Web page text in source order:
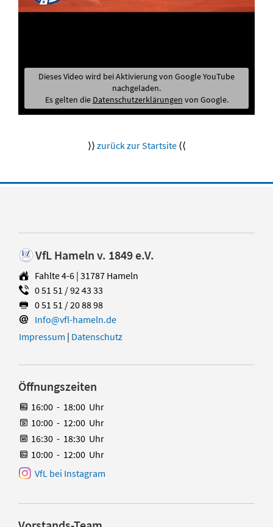
Dieses Video wird bei Aktivierung von Google YouTube
nachgeladen.
Es gelten die Datenschutzerklärungen von Google.
⟩⟩ zurück zur Startsite⟨⟨
VfL Hameln v. 1849 e.V.
Fahlte 4-6 | 31787 Hameln
0 51 51 / 92 43 33
0 51 51 / 20 88 98
Info@vfl-hameln.de
Impressum | Datenschutz
Öffnungszeiten
16:00 - 18:00 Uhr
10:00 - 12:00 Uhr
16:30 - 18:30 Uhr
10:00 - 12:00 Uhr
VfL bei Instagram